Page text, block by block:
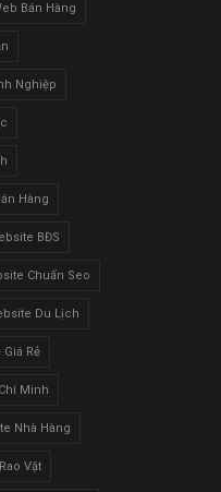
Bán Hàng
Nghiệp
Hàng
BĐS
Chuẩn Seo
Du Lịch
Rẻ
Minh
Nhà Hàng
Vặt